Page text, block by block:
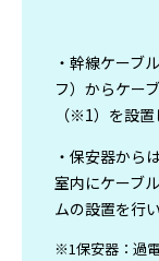
・幹線ケーブ
フ）からケー
（※1）を設置
・保安器から
室内にケーブ
ムの設置を行い
※1保安器：過